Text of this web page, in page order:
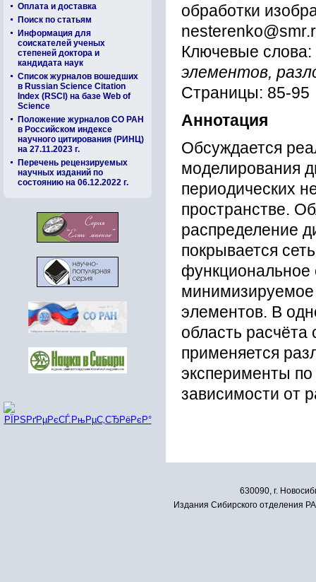
Оплата и доставка
Поиск по статьям
Информация для
соискателей ученых
степеней доктора и
кандидата наук
Список журналов вошедших
в Russian Science Citation
Index (RSCI) на базе Web of
Science
Положение журналов СО РАН
в Российском индексе
научного цитирования (РИНЦ)
на 27.11.2023 г.
Перечень рецензируемых
научных изданий по
состоянию на 06.12.2022 г.
обработки
Ключевые слова:
элементов,
Страницы: 85-95
Аннотация
Обсуждается
моделирования
периодических
пространстве.
распределение
покрывается
минимизируемое
элементов. В
область
применяется
эксперименты
зависимости от
630090, г.
Издания Сибирского отделения